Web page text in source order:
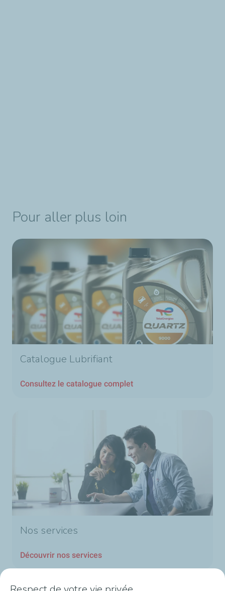
Pour aller plus loin
Catalogue Lubrifiant
Consultez le catalogue complet
Nos services
Découvrir nos services